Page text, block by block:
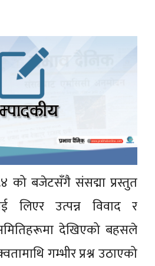
को बजेटसँगै संसद्मा प्रस्तुत
लिएर उत्पन्न विवाद र
देखिएको बहसले
गम्भीर प्रश्न उठाएको